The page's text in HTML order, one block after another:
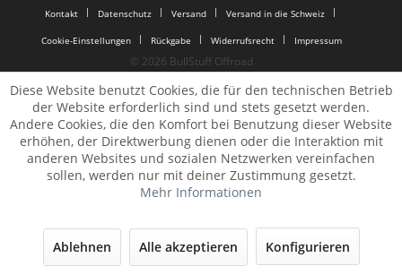
Kontakt Datenschutz Versand Versand in die Schweiz
Cookie-Einstellungen Rückgabe Widerrufsrecht Impressum
© 2026 BullStuff Offroad
Diese Website benutzt Cookies, die für den technischen Betrieb
der Website erforderlich sind und stets gesetzt werden.
Andere Cookies, die den Komfort bei Benutzung dieser Website
erhöhen, der Direktwerbung dienen oder die Interaktion mit
anderen Websites und sozialen Netzwerken vereinfachen
sollen, werden nur mit deiner Zustimmung gesetzt.
Mehr Informationen
Ablehnen Alle akzeptieren Konfigurieren